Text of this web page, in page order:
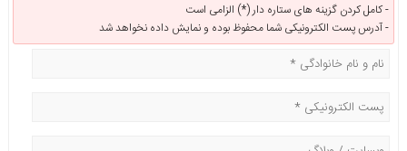
کامل کردن گزینه های ستاره دار (*) الزامی است -
آدرس پست الکترونیکی شما محفوظ بوده و نمایش داده نخواهد شد -